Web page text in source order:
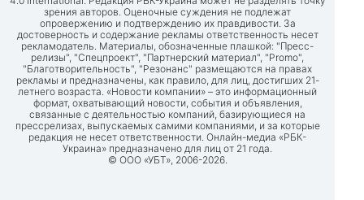
зрения авторов. Оценочные суждения не подлежат
опровержению и подтверждению их правдивости. За
достоверность и содержание рекламы ответственность несет
рекламодатель. Материалы, обозначенные плашкой: "Пресс-
релизы", "Спецпроект", "Партнерский материал", "Promo",
"Благотворительность", "Резонанс" размещаются на правах
рекламы и предназначены, как правило, для лиц, достигших 21-
летнего возраста. «Новости компании» – это информационный
формат, охватывающий новости, события и объявления,
связанные с деятельностью компаний, базирующиеся на
прессрелизах, выпускаемых самими компаниями, и за которые
редакция не несет ответственности. Онлайн-медиа «РБК-
Украина» предназначено для лиц от 21 года.
© ООО «УБТ», 2006-2026.